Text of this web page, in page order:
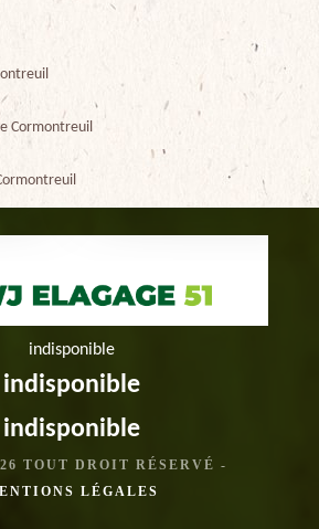
Cormontreuil
indisponible
indisponible
indisponible
TOUT DROIT RÉSERVÉ -
LÉGALES